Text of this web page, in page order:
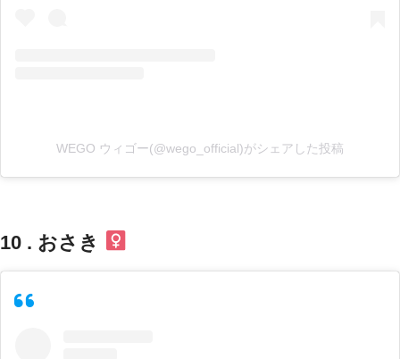
WEGO ウィゴー(@wego_official)がシェアした投稿
10 . おさき ‍